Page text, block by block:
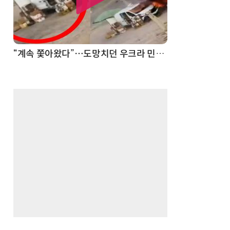
“계속 쫓아왔다”…도망치던 우크라 민간인 공격한 러 자폭 드론